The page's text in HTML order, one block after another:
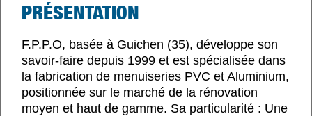
PRÉSENTATION
F.P.P.O, basée à Guichen (35), développe son
savoir-faire depuis 1999 et est spécialisée dans
la fabrication de menuiseries PVC et Aluminium,
positionnée sur le marché de la rénovation
moyen et haut de gamme. Sa particularité : Une